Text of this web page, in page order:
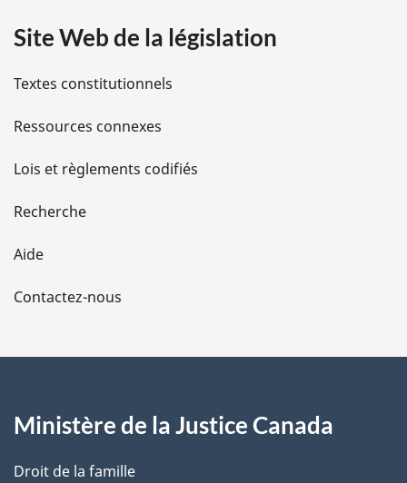
i
l
s
d
e
l
a
e
Site Web de la législation
Textes constitutionnels
Ressources connexes
Lois et règlements codifiés
Recherche
Aide
Contactez-nous
Ministère de la Justice Canada
Droit de la famille